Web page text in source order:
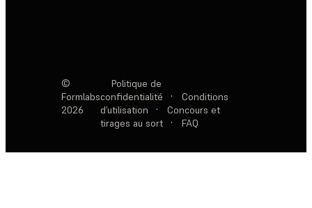
©
Formlabs
2026
Politique de
confidentialité
·
Conditions
d’utilisation
·
Concours et
tirages au sort
· FAQ